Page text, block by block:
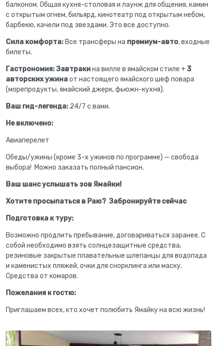
балконом. Общая кухня-столовая и лаунж для общения, камин
с открытым огнем, бильярд, кинотеатр под открытым небом,
барбекю, качели под звездами. Это все доступно.
Сила комфорта: Все трансферы на премиум-авто, входные
билеты.
Гастрономия: Завтракина вилле в ямайском стиле +3
авторских ужинаот настоящего ямайского шеф повара
(морепродукты, ямайский джерк, фьюжн-кухня).
Ваш гид-легенда: 24/7 с вами.
Не включено:
Авиаперелет
Обеды/ужины (кроме 3-х ужинов по программе) — свобода
выбора! Можно заказать полный пансион.
Ваш шанс услышать зов Ямайки!
Хотите просыпаться в Раю? Забронируйте сейчас
Подготовка к туру:
Возможно продлить пребывание, договариваться заранее. С
собой необходимо взять солнцезащитные средства,
резиновые закрытые плавательные шлепанцы для водопада
и каменистых пляжей, очки для снорклинга или маску.
Средства от комаров.
Пожелания к гостю:
Приглашаем всех, кто хочет полюбить Ямайку на всю жизнь!